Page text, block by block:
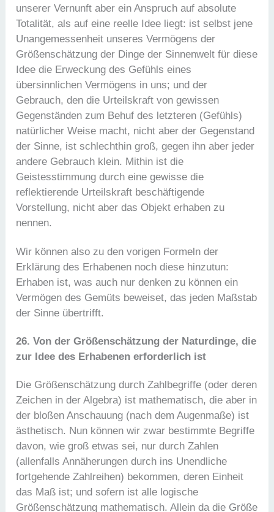
unserer Vernunft aber ein Anspruch auf absolute
Totalität, als auf eine reelle Idee liegt: ist selbst jene
Unangemessenheit unseres Vermögens der
Größenschätzung der Dinge der Sinnenwelt für diese
Idee die Erweckung des Gefühls eines
übersinnlichen Vermögens in uns; und der
Gebrauch, den die Urteilskraft von gewissen
Gegenständen zum Behuf des letzteren (Gefühls)
natürlicher Weise macht, nicht aber der Gegenstand
der Sinne, ist schlechthin groß, gegen ihn aber jeder
andere Gebrauch klein. Mithin ist die
Geistesstimmung durch eine gewisse die
reflektierende Urteilskraft beschäftigende
Vorstellung, nicht aber das Objekt erhaben zu
nennen.
Wir können also zu den vorigen Formeln der
Erklärung des Erhabenen noch diese hinzutun:
Erhaben ist, was auch nur denken zu können ein
Vermögen des Gemüts beweiset, das jeden Maßstab
der Sinne übertrifft.
26. Von der Größenschätzung der Naturdinge, die
zur Idee des Erhabenen erforderlich ist
Die Größenschätzung durch Zahlbegriffe (oder deren
Zeichen in der Algebra) ist mathematisch, die aber in
der bloßen Anschauung (nach dem Augenmaße) ist
ästhetisch. Nun können wir zwar bestimmte Begriffe
davon, wie groß etwas sei, nur durch Zahlen
(allenfalls Annäherungen durch ins Unendliche
fortgehende Zahlreihen) bekommen, deren Einheit
das Maß ist; und sofern ist alle logische
Größenschätzung mathematisch. Allein da die Größe